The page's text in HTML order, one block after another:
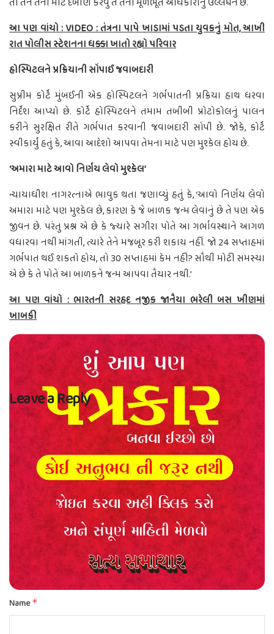
આ પણ વાંચો : VIDEO : તંત્રના પાપે ખાડામાં પડતા યુવકનું મોત, આખી
રાત પોલીસ સ્ટેશનના ધક્કા ખાતો રહ્યો પરિવાર
હોસ્પિટલને પ્રક્રિયાની સોંપાઈ જવાબદારી
સુપ્રીમ કોર્ટે મુંબઈની એક હોસ્પિટલને ગર્ભપાતની પ્રક્રિયા હાથ ધરવા
નિર્દેશ આપ્યો છે. કોર્ટે હોસ્પિટલને તમામ તબીબી પ્રોટોકોલનું પાલન
કરીને સુરક્ષિત રીતે ગર્ભપાત કરવાની જવાબદારી સોંપી છે. જોકે, કોર્ટે
સ્વીકાર્યું હતું કે, આવા આદેશો આપવા તેમના માટે પણ મુશ્કેલ હોય છે.
‘અમારા માટે આવો નિર્ણય લેવો મુશ્કેલ’
ન્યાયાધીશ નાગરત્નાએ ભાવુક થતા જણાવ્યું હતું કે, ‘આવો નિર્ણય લેવો
અમારા માટે પણ મુશ્કેલ છે, કારણ કે જે બાળક જન્મ લેવાનું છે તે પણ એક
જીવન છે. પરંતુ પ્રશ્ન એ છે કે જ્યારે સગીરા પોતે આ ગર્ભાવસ્થાને આગળ
વધારવા નથી માંગતી, ત્યારે તેને મજબૂર કરી શકાય નહીં. જો 24 સપ્તાહમાં
ગર્ભપાત થઈ શકતો હોય, તો 30 સપ્તાહમાં કેમ નહીં? સૌથી મોટી સમસ્યા
એ છે કે તે પોતે આ બાળકને જન્મ આપવા તૈયાર નથી.’
આ પણ વાંચો : ભારતની સરહદ નજીક જાનૈયા ભરેલી બસ ખીણમાં
ખાબકી
Leave a Reply
Your email address will not be published.Required fields are marked*
Comment*
Name*